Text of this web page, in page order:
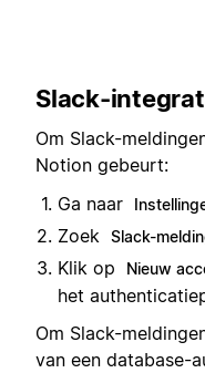
Slack-
Om Slack-
Notion gebeurt:
Ga naar
Zoek
Slack-
Klik op
Nieuw
het
Om Slack-
van een database-